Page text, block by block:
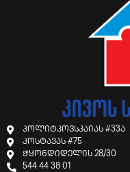
პოლიტკოვსკაიას #33ა
კოსტავას #75
ჭყონდიდელის 28/30
544 44 38 01